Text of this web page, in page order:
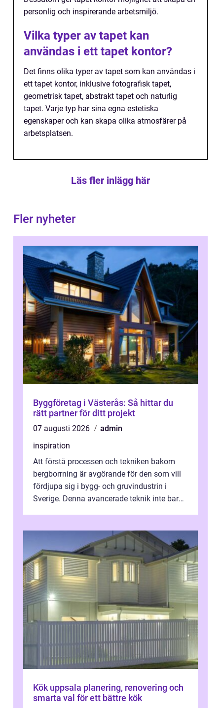
personlig och inspirerande arbetsmiljö.
Vilka typer av tapet kan
användas i ett tapet kontor?
Det finns olika typer av tapet som kan användas i
ett tapet kontor, inklusive fotografisk tapet,
geometrisk tapet, abstrakt tapet och naturlig
tapet. Varje typ har sina egna estetiska
egenskaper och kan skapa olika atmosfärer på
arbetsplatsen.
Läs fler inlägg här
Fler nyheter
Byggföretag i Västerås: Så hittar du
rätt partner för ditt projekt
07 augusti 2026
admin
inspiration
Att förstå processen och tekniken bakom
bergborrning är avgörande för den som vill
fördjupa sig i bygg- och gruvindustrin i
Sverige. Denna avancerade teknik inte bara
Kök uppsala planering, renovering och
smarta val för ett bättre kök